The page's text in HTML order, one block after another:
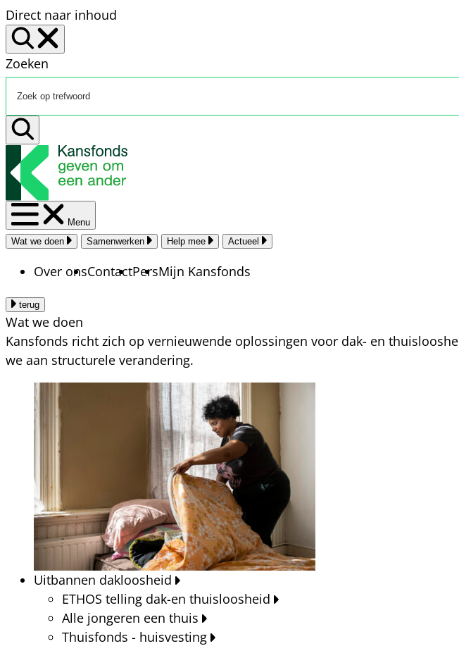
Direct naar inhoud
Zoeken
Menu
Wat we doen
Samenwerken Help mee Actueel
Over onsContactPersMijn Kansfonds
terug
Wat we doen
Kansfonds richt zich op vernieuwende oplossingen voor dak- en
we aan structurele verandering.
Uitbannen dakloosheid
ETHOS telling dak-en thuisloosheid
Alle jongeren een thuis
Thuisfonds - huisvesting